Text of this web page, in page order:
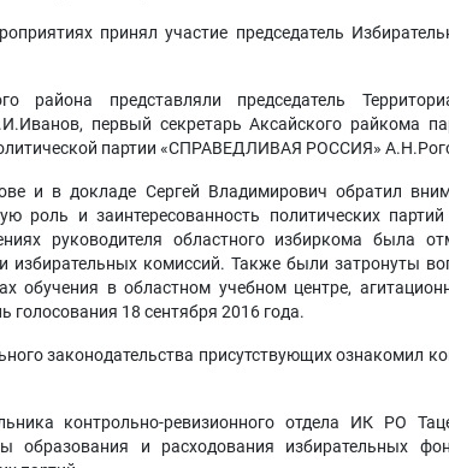
принял участие председатель
района представляли председатель
первый секретарь Аксайского райкома
партии «СПРАВЕДЛИВАЯ РОССИЯ»
и в докладе Сергей Владимирович обратил
роль и заинтересованность политических
руководителя областного избиркома была
избирательных комиссий. Также были затронуты
обучения в областном учебном центре,
голосования 18 сентября 2016 года.
законодательства присутствующих ознакомил
контрольно-ревизионного отдела ИК РО
образования и расходования избирательных